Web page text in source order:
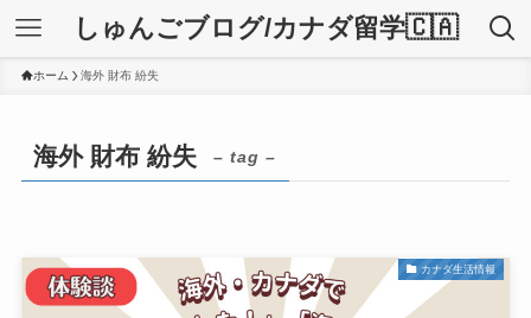
しゅんごブログ/カナダ留学🇨🇦
ホーム 海外 財布 紛失
海外 財布 紛失 – tag –
カナダ生活情報